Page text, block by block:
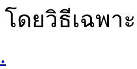
ดยวิธีเฉพาะ